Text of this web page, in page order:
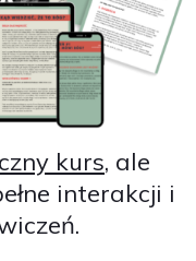
kurs, ale
interakcji i